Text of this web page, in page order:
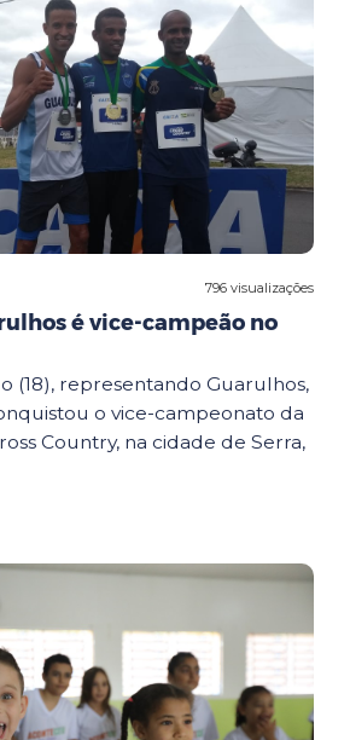
796 visualizações
é vice-campeão no
(18), representando Guarulhos,
o vice-campeonato da
Country, na cidade de Serra,